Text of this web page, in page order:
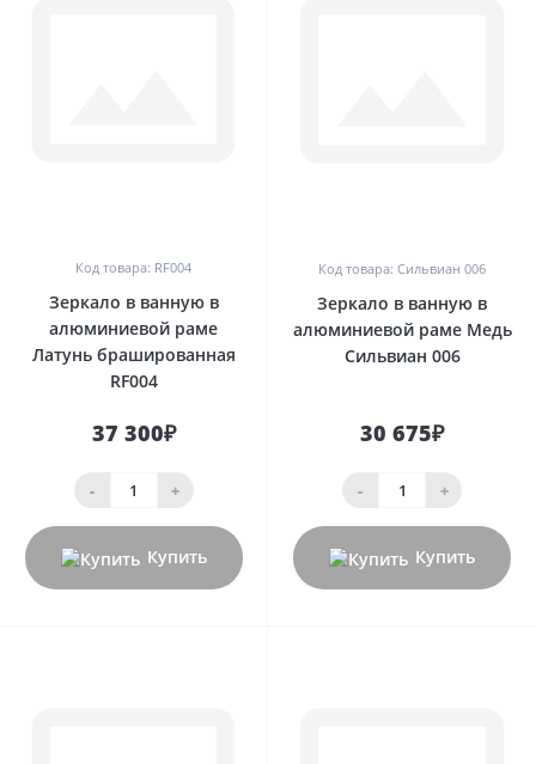
Код товара: RF004
Зеркало в ванную в
алюминиевой раме
Латунь брашированная
RF004
37 300₽
- +
Купить
Код товара: Сильвиан 006
Зеркало в ванную в
алюминиевой раме Медь
Сильвиан 006
30 675₽
- +
Купить